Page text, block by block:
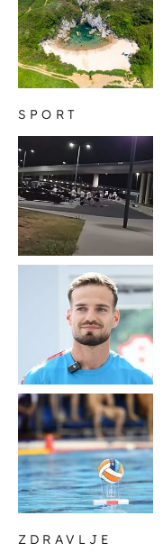
ZDRAVLJE
SPORT